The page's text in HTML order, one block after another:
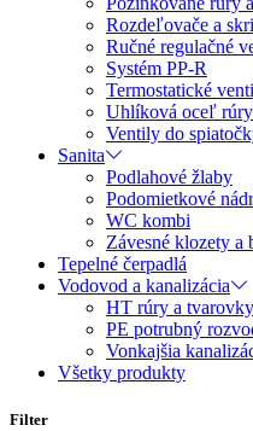
Rozdeľovače a
Ručné regulačné
Systém PP-R
Termostatické
Uhlíková oceľ
Ventily do
Sanita
Podlahové žlaby
Podomietkové
WC kombi
Závesné klozety a
Tepelné čerpadlá
Vodovod a kanalizácia
HT rúry a tvarovky
PE potrubný
Vonkajšia
Všetky produkty
Filter